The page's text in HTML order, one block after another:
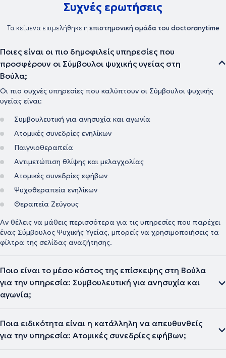
Συχνές ερωτήσεις
Τα κείμενα επιμελήθηκε η επιστημονική ομάδα του doctoranytime
Ποιες είναι οι πιο δημοφιλείς υπηρεσίες που
προσφέρουν οι Σύμβουλοι ψυχικής υγείας στη
Βούλα;
Οι πιο συχνές υπηρεσίες που καλύπτουν οι Σύμβουλοι ψυχικής
υγείας είναι:
Συμβουλευτική για ανησυχία και αγωνία
Ατομικές συνεδρίες ενηλίκων
Παιγνιοθεραπεία
Αντιμετώπιση θλίψης και μελαγχολίας
Ατομικές συνεδρίες εφήβων
Ψυχοθεραπεία ενηλίκων
Θεραπεία Ζεύγους
Αν θέλεις να μάθεις περισσότερα για τις υπηρεσίες που παρέχει
ένας Σύμβουλος Ψυχικής Υγείας, μπορείς να χρησιμοποιήσεις τα
φίλτρα της σελίδας αναζήτησης.
Ποιο είναι το μέσο κόστος της επίσκεψης στη Βούλα
για την υπηρεσία: Συμβουλευτική για ανησυχία και
αγωνία;
Ποια ειδικότητα είναι η κατάλληλη να απευθυνθείς
για την υπηρεσία: Ατομικές συνεδρίες εφήβων;